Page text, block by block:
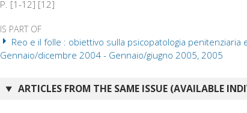
P. [1-12] [12]
IS PART OF
Reo e il folle : obiettivo sulla psicopatologia penitenziaria
Gennaio/dicembre 2004 - Gennaio/giugno 2005, 2005
ARTICLES FROM THE SAME ISSUE (AVAILABLE